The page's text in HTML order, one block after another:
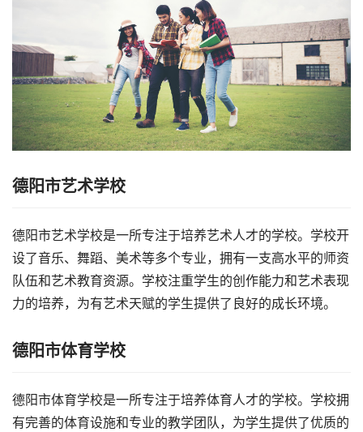
德阳市艺术学校
德阳市艺术学校是一所专注于培养艺术人才的学校。学校开
设了音乐、舞蹈、美术等多个专业，拥有一支高水平的师资
队伍和艺术教育资源。学校注重学生的创作能力和艺术表现
力的培养，为有艺术天赋的学生提供了良好的成长环境。
德阳市体育学校
德阳市体育学校是一所专注于培养体育人才的学校。学校拥
有完善的体育设施和专业的教学团队，为学生提供了优质的